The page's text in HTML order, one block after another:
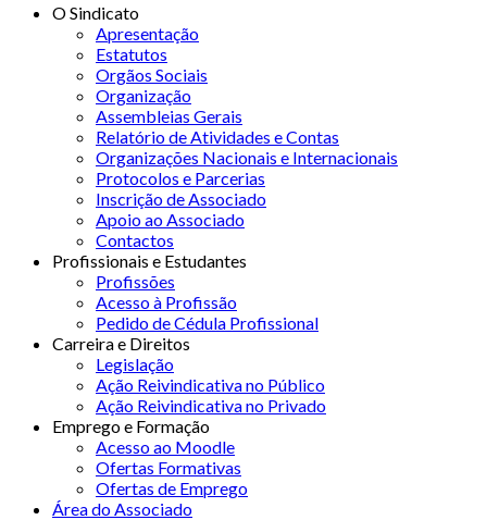
O Sindicato
Apresentação
Estatutos
Orgãos Sociais
Organização
Assembleias Gerais
Relatório de Atividades e Contas
Organizações Nacionais e Internacionais
Protocolos e Parcerias
Inscrição de Associado
Apoio ao Associado
Contactos
Profissionais e Estudantes
Profissões
Acesso à Profissão
Pedido de Cédula Profissional
Carreira e Direitos
Legislação
Ação Reivindicativa no Público
Ação Reivindicativa no Privado
Emprego e Formação
Acesso ao Moodle
Ofertas Formativas
Ofertas de Emprego
Área do Associado